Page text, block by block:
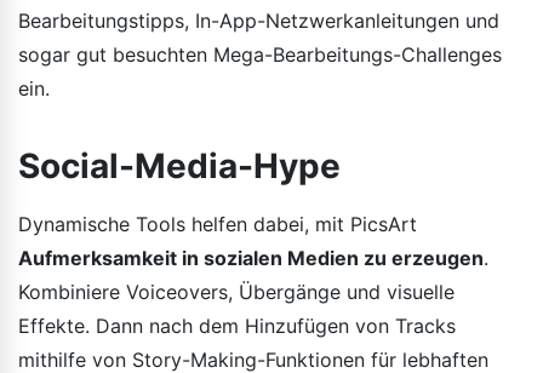
Bearbeitungstipps, In-App-Netzwerkanleitungen und
sogar gut besuchten Mega-Bearbeitungs-Challenges
ein.
Social-Media-Hype
Dynamische Tools helfen dabei, mit PicsArt
Aufmerksamkeit in sozialen Medien zu erzeugen.
Kombiniere Voiceovers, Übergänge und visuelle
Effekte. Dann nach dem Hinzufügen von Tracks
mithilfe von Story-Making-Funktionen für lebhaften